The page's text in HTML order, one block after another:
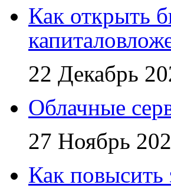
Как открыть
22 Декабрь
Облачные
27 Ноябрь
Как повысить